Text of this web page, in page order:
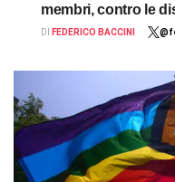
membri, contro le
DI FEDERICO BACCINI